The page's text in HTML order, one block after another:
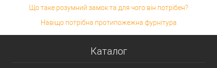
Що таке розумний замок та для чого він потрібен?
Навіщо потрібна протипожежна фурнітура
Каталог